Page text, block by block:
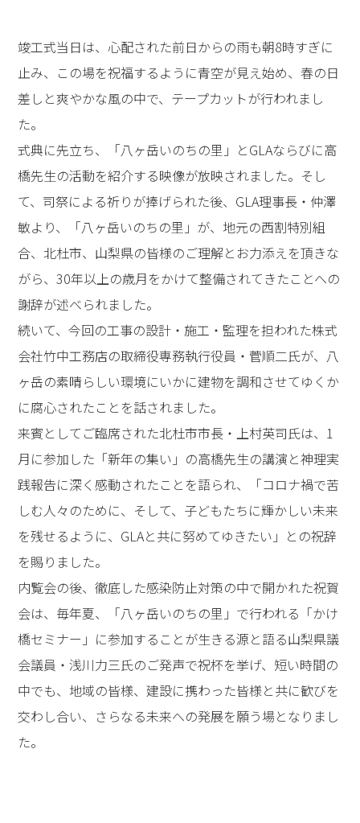
竣工式当日は、心配された前日からの雨も朝8時すぎに
止み、この場を祝福するように青空が見え始め、春の日
差しと爽やかな風の中で、テープカットが行われまし
た。
式典に先立ち、「八ヶ岳いのちの里」とGLAならびに高
橋先生の活動を紹介する映像が放映されました。そし
て、司祭による祈りが捧げられた後、GLA理事長・仲澤
敏より、「八ヶ岳いのちの里」が、地元の西割特別組
合、北杜市、山梨県の皆様のご理解とお力添えを頂きな
がら、30年以上の歳月をかけて整備されてきたことへの
謝辞が述べられました。
続いて、今回の工事の設計・施工・監理を担われた株式
会社竹中工務店の取締役専務執行役員・菅順二氏が、八
ヶ岳の素晴らしい環境にいかに建物を調和させてゆくか
に腐心されたことを話されました。
来賓としてご臨席された北杜市市長・上村英司氏は、1
月に参加した「新年の集い」の高橋先生の講演と神理実
践報告に深く感動されたことを語られ、「コロナ禍で苦
しむ人々のために、そして、子どもたちに輝かしい未来
を残せるように、GLAと共に努めてゆきたい」との祝辞
を賜りました。
内覧会の後、徹底した感染防止対策の中で開かれた祝賀
会は、毎年夏、「八ヶ岳いのちの里」で行われる「かけ
橋セミナー」に参加することが生きる源と語る山梨県議
会議員・浅川力三氏のご発声で祝杯を挙げ、短い時間の
中でも、地域の皆様、建設に携わった皆様と共に歓びを
交わし合い、さらなる未来への発展を願う場となりまし
た。